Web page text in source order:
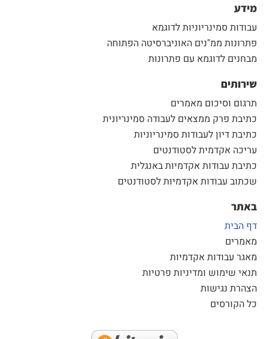
מידע
עבודות סמינריוניות לדוגמא
פתרונות ממ"נים האוניברסיטה הפתוחה
מבחנים לדוגמא עם פתרונות
שירותים
תרגום וסיכום מאמרים
כתיבת פרק ממצאים לעבודה סמינריונית
כתיבת דיון לעבודות סמינריוניות
עריכה אקדמית לסטודנטים
כתיבת עבודות אקדמיות באנגלית
שכתוב עבודות אקדמיות לסטודנטים
באתר
דף הבית
מאמרים
מאגר עבודות אקדמיות
תנאי שימוש ומדיניות פרטיות
הצהרת נגישות
כל הקורסים